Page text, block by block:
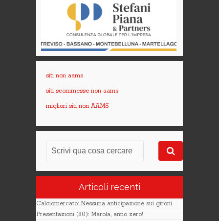
siti non aams
siti scommesse non aams
migliori siti non AAMS
Articoli recenti
Calciomercato: Nessuna anticipazione sui gironi
Presentazioni (80): Marola, anno zero!